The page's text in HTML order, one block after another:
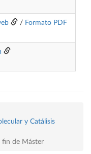
/ Formato PDF
y Catálisis
fin de Máster